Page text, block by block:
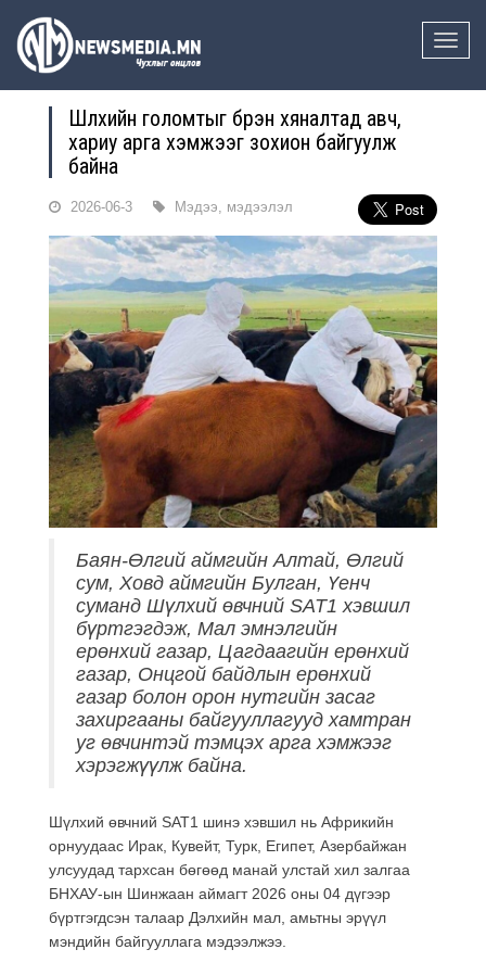
Toggle
Шүлхийн голомтыг бүрэн хяналтад авч,
хариу арга хэмжээг зохион байгуулж
байна
2026-06-3 Мэдээ, мэдээлэл
Баян-Өлгий аймгийн Алтай, Өлгий
сум, Ховд аймгийн Булган, Үенч
суманд Шүлхий өвчний SAT1 хэвшил
бүртгэгдэж, Мал эмнэлгийн
ерөнхий газар, Цагдаагийн ерөнхий
газар, Онцгой байдлын ерөнхий
газар болон орон нутгийн засаг
захиргааны байгууллагууд хамтран
уг өвчинтэй тэмцэх арга хэмжээг
хэрэгжүүлж байна.
Шүлхий өвчний SAT1 шинэ хэвшил нь Африкийн
орнуудаас Ирак, Кувейт, Турк, Египет, Азербайжан
улсуудад тархсан бөгөөд манай улстай хил залгаа
БНХАУ-ын Шинжаан аймагт 2026 оны 04 дүгээр
бүртгэгдсэн талаар Дэлхийн мал, амьтны эрүүл
мэндийн байгууллага мэдээлжээ.